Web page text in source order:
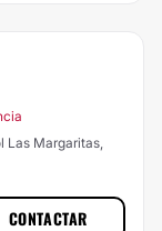
Las Margaritas,
CONTACTAR